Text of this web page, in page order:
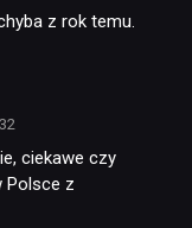
z rok temu.
ciekawe czy
Polsce z